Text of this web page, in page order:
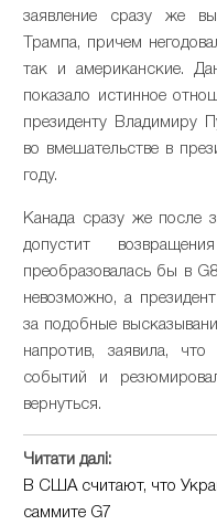
заявление сразу же
Трампа, причем
так и американские.
показало истинное
президенту Владимиру
во вмешательстве в
году.
Канада сразу же после
допустит
преобразовалась бы в
невозможно, а
за подобные
напротив, заявила,
событий и
вернуться.
Читати далі:
В США считают, что
саммите G7